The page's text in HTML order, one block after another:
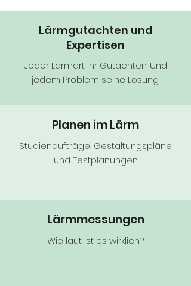
Lärmgutachten und
Expertisen
Jeder Lärmart ihr Gutachten. Und
jedem Problem seine Lösung.
Planen im Lärm
Studienaufträge, Gestaltungspläne
und Testplanungen
Lärmmessungen
Wie laut ist es wirklich?